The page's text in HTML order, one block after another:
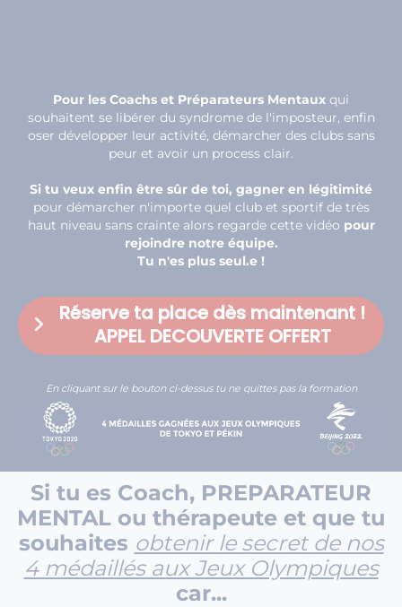
Pour les Coachs et Préparateurs Mentaux qui
souhaitent se libérer du syndrome de l'imposteur, enfin
oser développer leur activité, démarcher des clubs sans
peur et avoir un process clair.
Si tu veux enfin être sûr de toi, gagner en légitimité
pour démarcher n'importe quel club et sportif de très
haut niveau sans crainte alors regarde cette vidéo pour
rejoindre notre équipe.
Tu n'es plus seul.e !
Réserve ta place dès maintenant !
APPEL DECOUVERTE OFFERT
En cliquant sur le bouton ci-dessus tu ne quittes pas la formation
Si tu es Coach, PREPARATEUR
MENTAL ou thérapeute et que tu
souhaites obtenir le secret de nos
4 médaillés aux Jeux Olympiques
car...